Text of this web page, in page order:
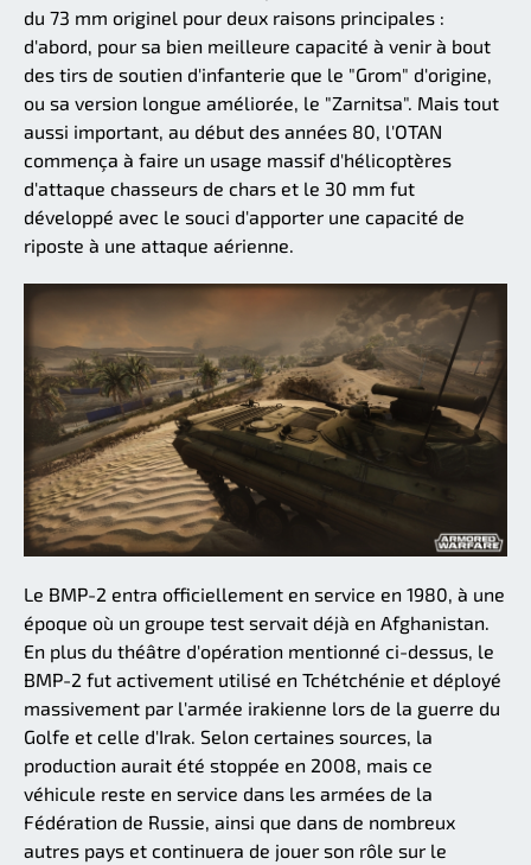
du 73 mm originel pour deux raisons principales :
d'abord, pour sa bien meilleure capacité à venir à bout
des tirs de soutien d'infanterie que le "Grom" d'origine,
ou sa version longue améliorée, le "Zarnitsa". Mais tout
aussi important, au début des années 80, l'OTAN
commença à faire un usage massif d'hélicoptères
d'attaque chasseurs de chars et le 30 mm fut
développé avec le souci d'apporter une capacité de
riposte à une attaque aérienne.
Le BMP-2 entra officiellement en service en 1980, à une
époque où un groupe test servait déjà en Afghanistan.
En plus du théâtre d'opération mentionné ci-dessus, le
BMP-2 fut activement utilisé en Tchétchénie et déployé
massivement par l'armée irakienne lors de la guerre du
Golfe et celle d'Irak. Selon certaines sources, la
production aurait été stoppée en 2008, mais ce
véhicule reste en service dans les armées de la
Fédération de Russie, ainsi que dans de nombreux
autres pays et continuera de jouer son rôle sur le